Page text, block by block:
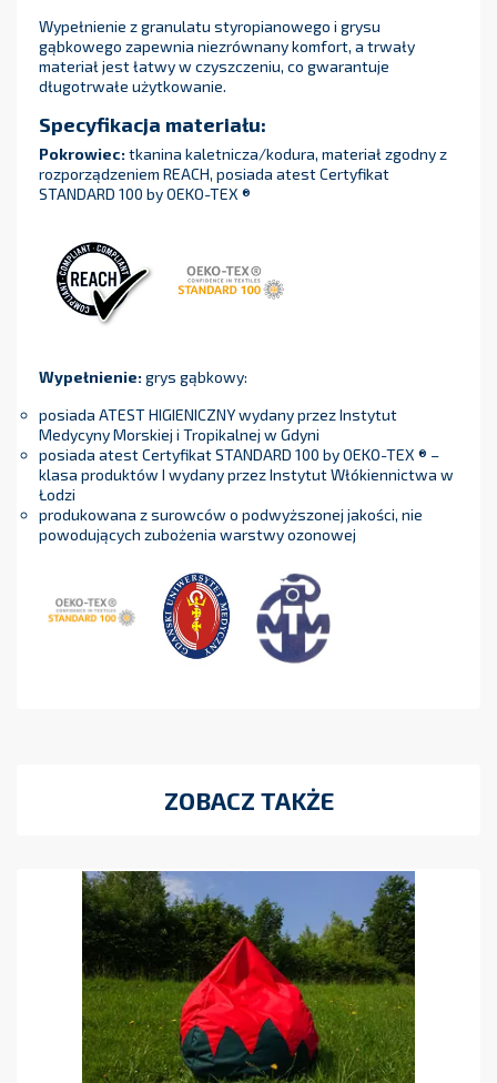
Wypełnienie z granulatu styropianowego i grysu
gąbkowego zapewnia niezrównany komfort, a trwały
materiał jest łatwy w czyszczeniu, co gwarantuje
długotrwałe użytkowanie.
Specyfikacja materiału:
Pokrowiec:tkanina kaletnicza/kodura, materiał zgodny z
rozporządzeniem REACH, posiada atest Certyfikat
STANDARD 100 by OEKO-TEX ®
Wypełnienie:grys gąbkowy:
posiada ATEST HIGIENICZNY wydany przez Instytut
Medycyny Morskiej i Tropikalnej w Gdyni
posiada atest Certyfikat STANDARD 100 by OEKO-TEX ® –
klasa produktów I wydany przez Instytut Włókiennictwa w
Łodzi
produkowana z surowców o podwyższonej jakości, nie
powodujących zubożenia warstwy ozonowej
ZOBACZ TAKŻE